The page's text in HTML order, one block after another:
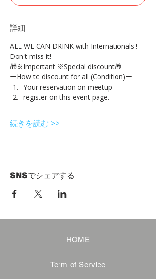
詳細
ALL WE CAN DRINK with Internationals !
Don't miss it!
🎁※Important ※Special discount🎁
ーHow to discount for all (Condition)ー
Your reservation on meetup
register on this event page.
続きを読む >>
SNSでシェアする
HOME
Term of Service